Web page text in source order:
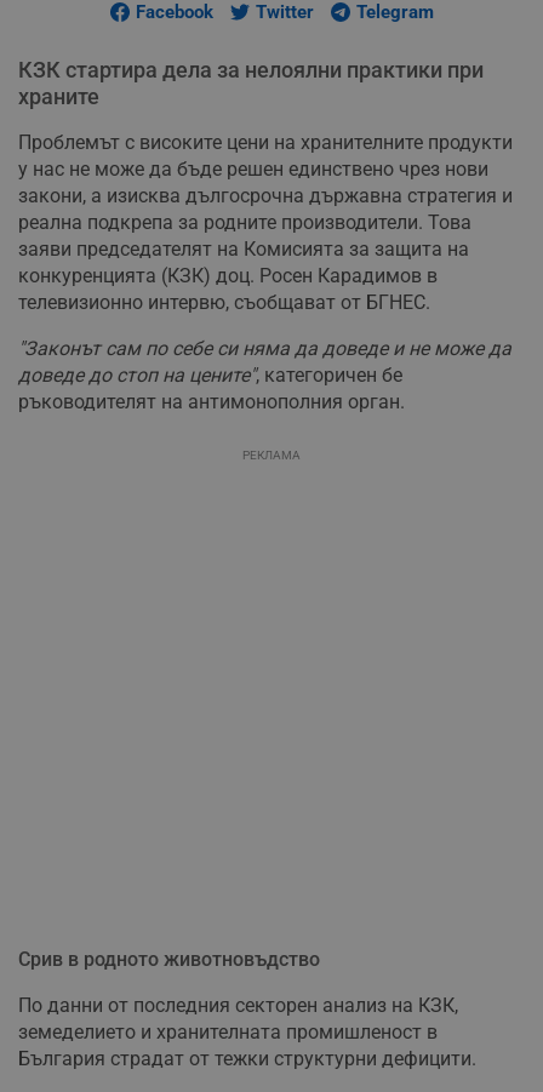
Facebook Twitter Telegram
КЗК стартира дела за нелоялни практики при
храните
Проблемът с високите цени на хранителните продукти
у нас не може да бъде решен единствено чрез нови
закони, а изисква дългосрочна държавна стратегия и
реална подкрепа за родните производители. Това
заяви председателят на Комисията за защита на
конкуренцията (КЗК) доц. Росен Карадимов в
телевизионно интервю, съобщават от БГНЕС.
"Законът сам по себе си няма да доведе и не може да
доведе до стоп на цените", категоричен бе
ръководителят на антимонополния орган.
РЕКЛАМА
Срив в родното животновъдство
По данни от последния секторен анализ на КЗК,
земеделието и хранителната промишленост в
България страдат от тежки структурни дефицити.